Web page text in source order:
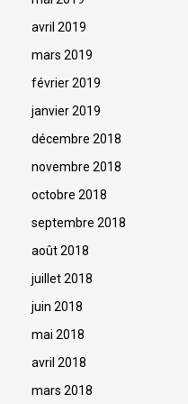
avril 2019
mars 2019
février 2019
janvier 2019
décembre 2018
novembre 2018
octobre 2018
septembre 2018
août 2018
juillet 2018
juin 2018
mai 2018
avril 2018
mars 2018